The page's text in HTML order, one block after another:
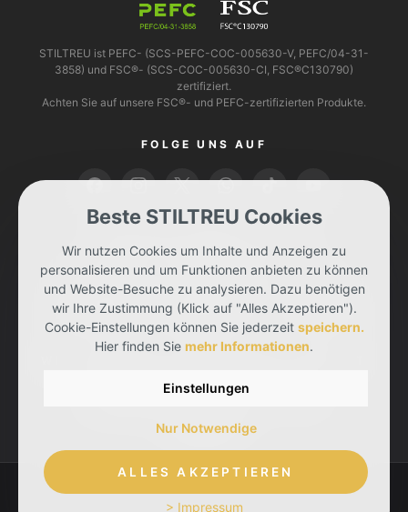
STILTREU ist PEFC- (SCS-PEFC-COC-005630-V, PEFC/04-31-
3858) und FSC®- (SCS-COC-005630-CI, FSC®C130790)
zertifiziert.
Achten Sie auf unsere FSC®- und PEFC-zertifizierten Produkte.
FOLGE UNS AUF
Beste STILTREU Cookies
Wir nutzen Cookies um Inhalte und Anzeigen zu
personalisieren und um Funktionen anbieten zu können
und Website-Besuche zu analysieren. Dazu benötigen
wir Ihre Zustimmung (Klick auf "Alles Akzeptieren").
Cookie-Einstellungen können Sie jederzeit speichern.
Hier finden Sie mehr Informationen.
Einstellungen
Nur Notwendige
ALLES AKZEPTIEREN
> Impressum